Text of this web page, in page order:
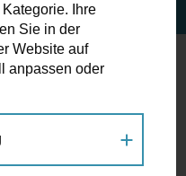
Sep
Ihre
Sie in der
Website auf
anpassen oder